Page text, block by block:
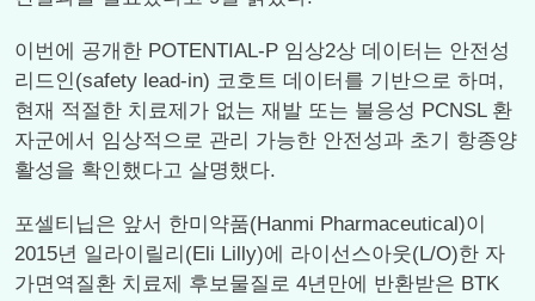
이번에 공개한 POTENTIAL-P 임상2상 데이터는 안전성
리드인(safety lead-in) 코호트 데이터를 기반으로 하며,
현재 적절한 치료제가 없는 재발 또는 불응성 PCNSL 환
자군에서 임상적으로 관리 가능한 안전성과 초기 항종양
활성을 확인했다고 살명했다.
포셀티닙은 앞서 한미약품(Hanmi Pharmaceutical)이
2015년 일라이릴리(Eli Lilly)에 라이선스아웃(L/O)한 자
가면역질환 치료제 후보물질로 4년만에 반환받은 BTK